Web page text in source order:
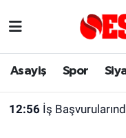
Asayiş Spor
12:56 İş Başvurularındaki
Asayiş
Yaşam
Eskişehir